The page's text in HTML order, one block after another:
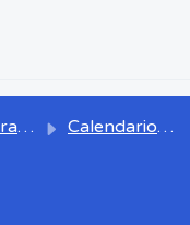
Calendario y menús